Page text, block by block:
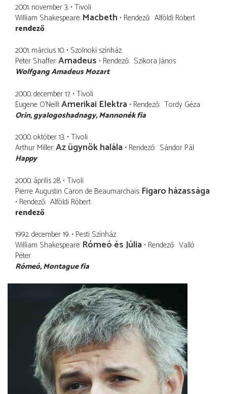
2001. november 3. Tivoli
William Shakespeare Macbeth Rendező Alföldi Róbert
rendező
2001. március 10. Szolnoki színház
Peter Shaffer Amadeus Rendező Szikora János
Wolfgang Amadeus Mozart
2000. december 17. Tivoli
Eugene O'Neill Amerikai Elektra Rendező Tordy Géza
Orin gyalogoshadnagy, Mannonék fia
2000. október 13. Tivoli
Arthur Miller Az ügynök halála Rendező Sándor Pál
Happy
2000. április 28. Tivoli
Pierre Augustin Caron de Beaumarchais Figaro házassága
Rendező Alföldi Róbert
rendező
1992. december 19. Pesti Színház
William Shakespeare Rómeó és Júlia Rendező Valló
Péter
Rómeó Montague fia